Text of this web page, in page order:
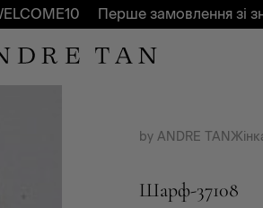
Перше замовлення зі знижкою
by ANDRE TAN
Шарф-37108